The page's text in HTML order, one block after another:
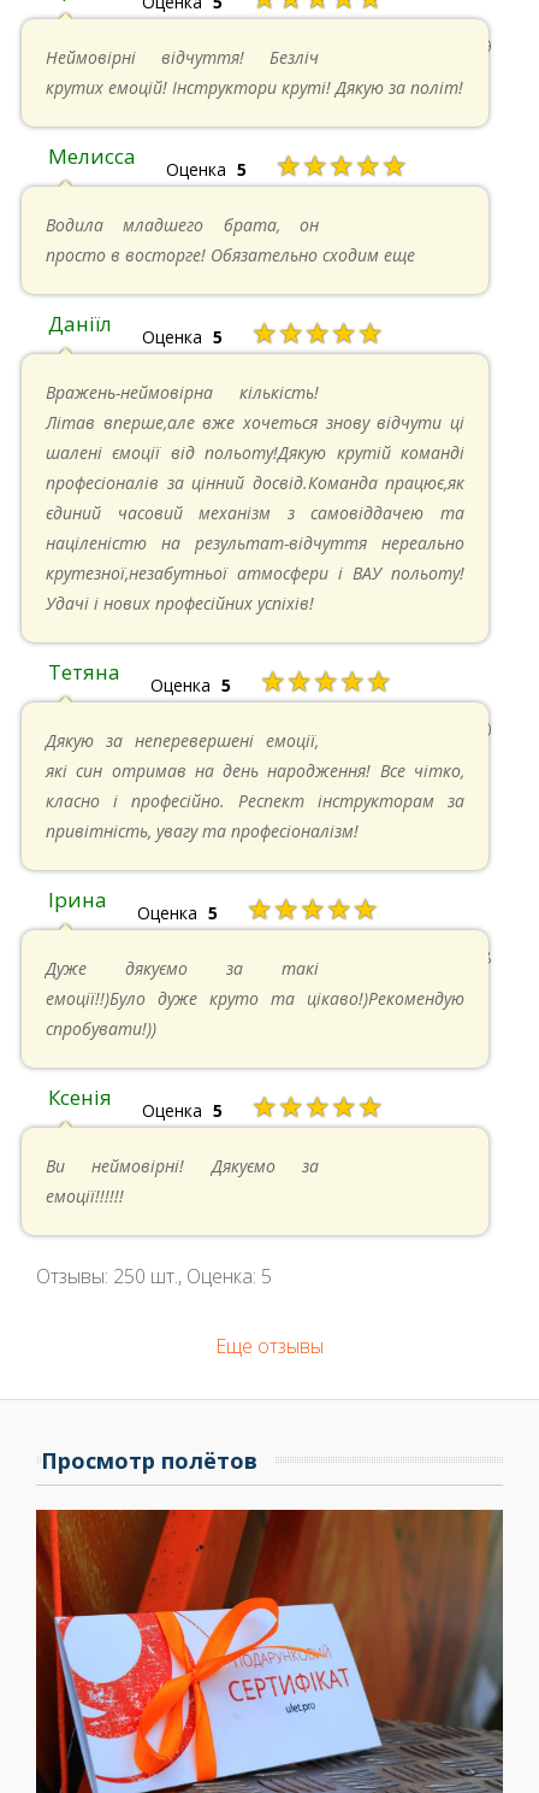
22.06.2024 в 15:59
Неймовірні відчуття! Безліч
крутих емоцій! Інструктори круті! Дякую за політ!
Мелисса Оценка 5 ★★★★★
Водила младшего брата, он
просто в восторге! Обязательно сходим еще
Даніїл Оценка 5 ★★★★★
Вражень-неймовірна кількість!
Літав вперше,але вже хочеться знову відчути ці
шалені ємоції від польоту!Дякую крутій команді
професіоналів за цінний досвід.Команда працює,як
єдиний часовий механізм з самовіддачею та
націленістю на результат-відчуття нереально
крутезної,незабутньої атмосфери і ВАУ польоту!
Удачі і нових професійних успіхів!
Тетяна Оценка 5 ★★★★★
13.05.2024 в 11:30
Дякую за неперевершені емоції,
які син отримав на день народження! Все чітко,
класно і професійно. Респект інструкторам за
привітність, увагу та професіоналізм!
Ірина Оценка 5 ★★★★★
11.05.2024 в 15:48
Дуже дякуємо за такі
емоції!!)Було дуже круто та цікаво!)Рекомендую
спробувати!))
Ксенія Оценка 5 ★★★★★
Ви неймовірні! Дякуємо за
емоції!!!!!!
Отзывы: 250 шт., Оценка: 5
Еще отзывы
Просмотр полётов